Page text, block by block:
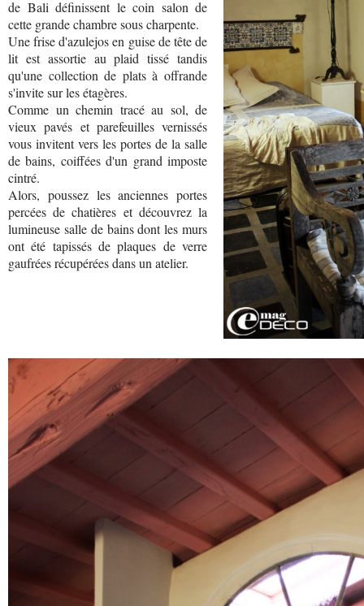
de Bali définissent le coin salon de
cette grande chambre sous charpente.
Une frise d'azulejos en guise de tête de
lit est assortie au plaid tissé tandis
qu'une collection de plats à offrande
s'invite sur les étagères.
Comme un chemin tracé au sol, de
vieux pavés et parefeuilles vernissés
vous invitent vers les portes de la salle
de bains, coiffées d'un grand imposte
cintré.
Alors, poussez les anciennes portes
percées de chatières et découvrez la
lumineuse salle de bains dont les murs
ont été tapissés de plaques de verre
gaufrées récupérées dans un atelier.